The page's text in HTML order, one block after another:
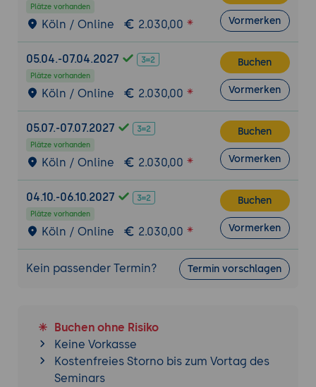
Images: Hinzufügen von Paketen und
Anpassungen an das Linux-Image.
Aufbau und Kompilierung: Durchführung
eines vollständigen Builds und Analyse
der Ergebnisse.
Grundkonfiguration einer Yocto-Umgebung
Ziel der Übung:
Anwendung der erlernten
Techniken zur Einrichtung und
Umgebung.
Projektbeschreibung:
Teilnehmer
richten eine Yocto-Umgebung ein und
Anforderungen:Nutzung der
grundlegenden Funktionen des Yocto
Schritt-für-Schritt-Anleitung:
Vorbereitung: Einführung in die
Projektanforderungen, Auswahl der
Hardware und Software.
Plätze vorhanden
Köln / Online 2.030,00 Vormerken
05.04.-07.04.2027
Plätze vorhanden
Köln / Online 2.030,00
Buchen
Vormerken
05.07.-07.07.2027
Plätze vorhanden
Köln / Online 2.030,00
Buchen
Vormerken
04.10.-06.10.2027
Plätze vorhanden
Köln / Online 2.030,00
Buchen
Vormerken
Kein passender Termin? Termin vorschlagen
Buchen ohne Risiko
Keine Vorkasse
Kostenfreies Storno bis zum Vortag des
Seminars